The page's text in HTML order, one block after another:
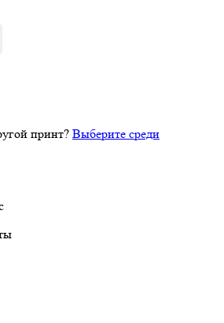
принт? Выберите среди